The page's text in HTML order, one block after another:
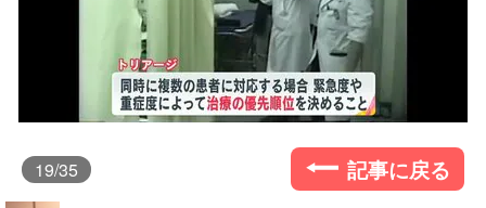
19/35 記事に戻る